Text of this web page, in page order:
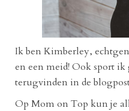
Ik ben Kimberley,
en een meid! Ook sport
terugvinden in de
Op Mom on Top kun je